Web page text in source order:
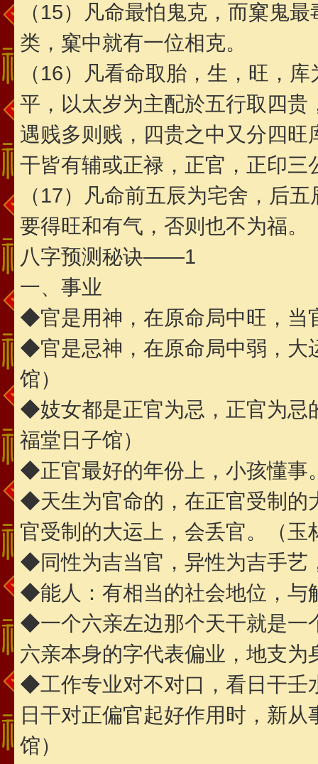
（15）凡命最怕鬼克，而窠鬼
类，窠中就有一位相克。
（16）凡看命取胎，生，旺，
平，以太岁为主配於五行取四
遇贱多则贱，四贵之中又分四
干皆有辅或正禄，正官，正印三
（17）凡命前五辰为宅舍，后
要得旺和有气，否则也不为福。
八字预测秘诀——1
一、事业
◆官是用神，在原命局中旺，当
◆官是忌神，在原命局中弱，大
馆）
◆妓女都是正官为忌，正官为忌
福堂日子馆）
◆正官最好的年份上，小孩懂事
◆天生为官命的，在正官受制的
官受制的大运上，会丢官。（玉
◆同性为吉当官，异性为吉手艺
◆能人：有相当的社会地位，与
◆一个六亲左边那个天干就是一
六亲本身的字代表偏业，地支
◆工作专业对不对口，看日干壬
日干对正偏官起好作用时，新
馆）